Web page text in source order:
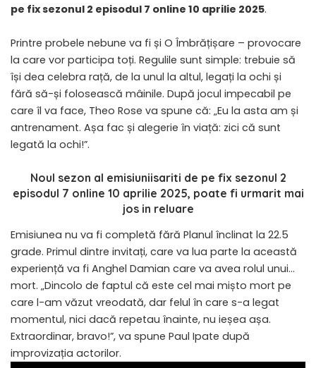
pe fix sezonul 2 episodul 7 online 10 aprilie 2025.
Printre probele nebune va fi și O Îmbrățișare – provocare
la care vor participa toți. Regulile sunt simple: trebuie să
își dea celebra rață, de la unul la altul, legați la ochi și
fără să-și folosească mâinile. După jocul impecabil pe
care îl va face, Theo Rose va spune că: „Eu la asta am și
antrenament. Așa fac și alegerie în viață: zici că sunt
legată la ochi!”.
Noul sezon al emisiuniisariti de pe fix sezonul 2
episodul 7 online 10 aprilie 2025, poate fi urmarit mai
jos in reluare
Emisiunea nu va fi completă fără Planul înclinat la 22.5
grade. Primul dintre invitați, care va lua parte la această
experiență va fi Anghel Damian care va avea rolul unui…
mort. „Dincolo de faptul că este cel mai mișto mort pe
care l-am văzut vreodată, dar felul în care s-a legat
momentul, nici dacă repetau înainte, nu ieșea așa.
Extraordinar, bravo!”, va spune Paul Ipate după
improvizația actorilor.